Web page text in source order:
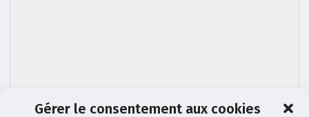
Gérer le consentement aux cookies